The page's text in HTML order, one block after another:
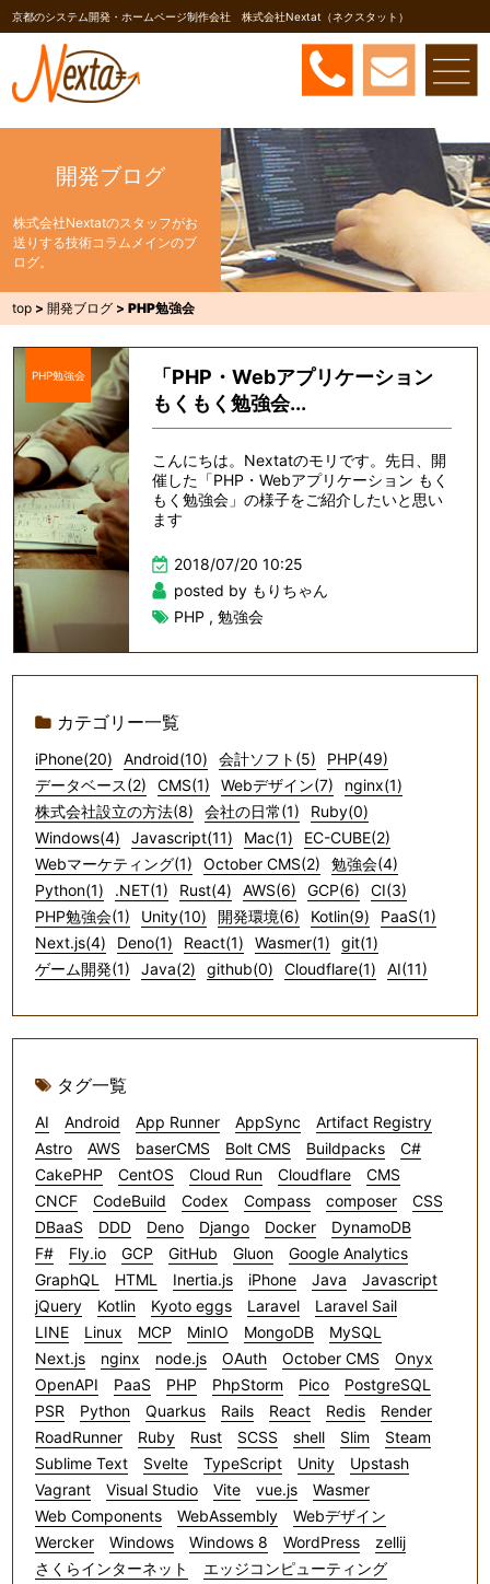
京都のシステム開発・ホームページ制作会社 株式会社Nextat（ネクスタット）
開発ブログ
株式会社Nextatのスタッフがお
送りする技術コラムメインのブ
ログ。
top >開発ブログ >PHP勉強会
PHP勉強会
「PHP・Webアプリケーション
もくもく勉強会...
こんにちは。Nextatのモリです。先日、開
催した「PHP・Webアプリケーション もく
もく勉強会」の様子をご紹介したいと思い
ます
2018/07/20 10:25
posted by もりちゃん
PHP , 勉強会
カテゴリー一覧
iPhone(20) Android(10) 会計ソフト(5)
PHP(49)
データベース(2)
CMS(1) Webデザイン(7)
nginx(1)
株式会社設立の方法(8)
会社の日常(1)
Ruby(0)
Windows(4)
Javascript(11) Mac(1)
EC-CUBE(2)
Webマーケティング(1)
October CMS(2)
勉強会(4)
Python(1)
.NET(1) Rust(4) AWS(6) GCP(6)
CI(3)
PHP勉強会(1)
Unity(10) 開発環境(6) Kotlin(9)
PaaS(1)
Next.js(4)
Deno(1) React(1) Wasmer(1)
git(1)
ゲーム開発(1)
Java(2) github(0) Cloudflare(1) AI(11)
タグ一覧
AI Android App Runner AppSync
Artifact Registry
Astro
AWS baserCMS Bolt CMS Buildpacks
C#
CakePHP
CentOS Cloud Run Cloudflare
CMS
CNCF
CodeBuild Codex Compass composer
CSS
DBaaS
DDD Deno Django Docker
DynamoDB
F#
Fly.io GCP GitHub Gluon
Google Analytics
GraphQL
HTML Inertia.js iPhone Java
Javascript
jQuery
Kotlin Kyoto eggs Laravel
Laravel Sail
LINE
Linux MCP MinIO MongoDB
MySQL
Next.js
nginx node.js OAuth October CMS
Onyx
OpenAPI
PaaS PHP PhpStorm Pico
PostgreSQL
PSR
Python Quarkus Rails React Redis
Render
RoadRunner
Ruby Rust SCSS shell Slim
Steam
Sublime Text
Svelte TypeScript Unity
Upstash
Vagrant
Visual Studio Vite vue.js
Wasmer
Web Components
WebAssembly
Webデザイン
Wercker
Windows Windows 8 WordPress
zellij
さくらインターネット
エッジコンピューティング